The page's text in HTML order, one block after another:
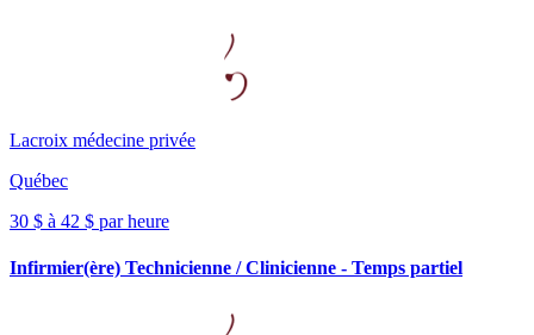
Lacroix médecine privée
Québec
30 $ à 42 $ par heure
Infirmier(ère) Technicienne / Clinicienne - Temps partiel